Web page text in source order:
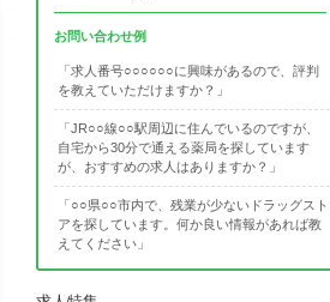
お問い合わせ例
「求人番号○○○○○○に興味があるので、評判
を教えていただけますか？」
「JR○○線○○駅周辺に住んでいるのですが、
自宅から30分で通える薬局を探しています
が、おすすめの求人はありますか？」
「○○県○○市内で、残業が少ないドラッグスト
アを探しています。何か良い情報があれば教
えてください」